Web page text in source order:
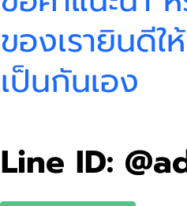
ของเรายินดี
เป็นกันเอง
Line ID: